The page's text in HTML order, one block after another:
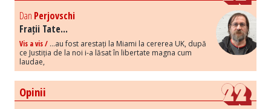
Dan Perjovschi
Frații Tate...
Vis a vis / ...au fost arestați la Miami la cererea UK, după
ce Justiția de la noi i-a lăsat în libertate magna cum
laudae,
Opinii